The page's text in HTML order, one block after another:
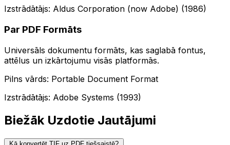
Izstrādātājs: Aldus Corporation (now Adobe) (1986)
Par PDF Formāts
Universāls dokumentu formāts, kas saglabā fontus,
attēlus un izkārtojumu visās platformās.
Pilns vārds: Portable Document Format
Izstrādātājs: Adobe Systems (1993)
Biežāk Uzdotie Jautājumi
Kā konvertēt TIF uz PDF tiešsaistē?